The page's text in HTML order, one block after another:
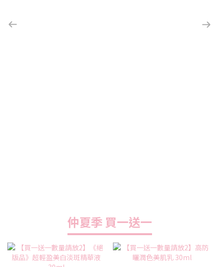
仲夏季 買一送一